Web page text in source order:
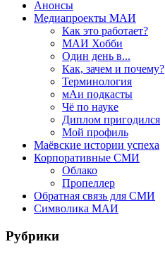
Анонсы
Медиапроекты МАИ
Как это работает?
МАИ Хобби
Один день в...
Как, зачем и почему?
Терминология
мАи подкасты
Чё по науке
Диплом пригодился
Мой профиль
Маёвские истории успеха
Корпоративные СМИ
Облако
Пропеллер
Обратная связь для СМИ
Символика МАИ
Рубрики